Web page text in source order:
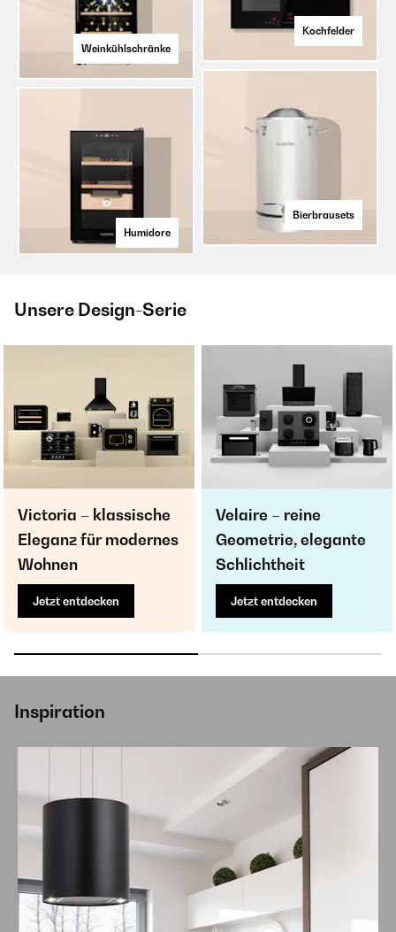
Weinkühlschränke
Humidore
Kochfelder
Bierbrausets
Unsere Design-Serie
Victoria – klassische
Eleganz für modernes
Wohnen
Jetzt entdecken
Velaire – reine
Geometrie, elegante
Schlichtheit
Jetzt entdecken
Inspiration